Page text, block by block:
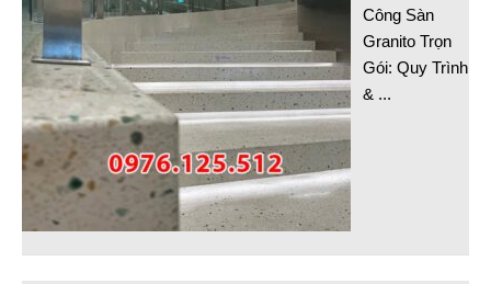
Công Sàn
Granito Trọn
Gói: Quy Trình
& ...